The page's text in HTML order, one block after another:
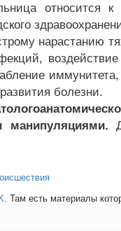
относится
нарастанию
болезни.
манипуляциями.
. Там есть материалы